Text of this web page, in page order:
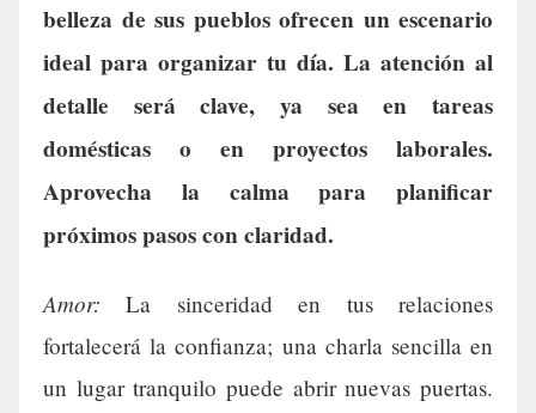
belleza de sus pueblos ofrecen un escenario
ideal para organizar tu día. La atención al
detalle será clave, ya sea en tareas
domésticas o en proyectos laborales.
Aprovecha la calma para planificar
próximos pasos con claridad.
Amor: La sinceridad en tus relaciones
fortalecerá la confianza; una charla sencilla en
un lugar tranquilo puede abrir nuevas puertas.